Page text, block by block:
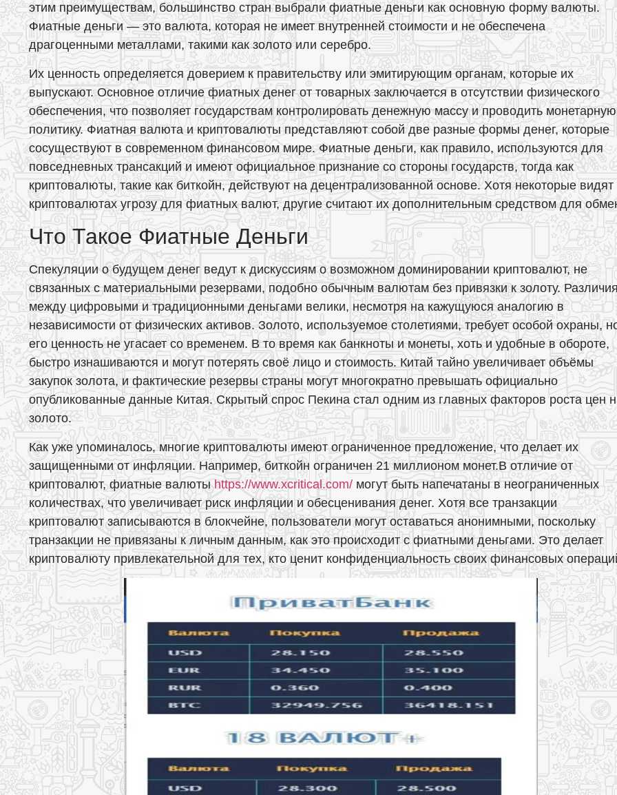
этим преимуществам, большинство стран выбрали фиатные деньги как основную форму валюты.
Фиатные деньги — это валюта, которая не имеет внутренней стоимости и не обеспечена
драгоценными металлами, такими как золото или серебро.
Их ценность определяется доверием к правительству или эмитирующим органам, которые их
выпускают. Основное отличие фиатных денег от товарных заключается в отсутствии физического
обеспечения, что позволяет государствам контролировать денежную массу и проводить монетарную
политику. Фиатная валюта и криптовалюты представляют собой две разные формы денег, которые
сосуществуют в современном финансовом мире. Фиатные деньги, как правило, используются для
повседневных трансакций и имеют официальное признание со стороны государств, тогда как
криптовалюты, такие как биткойн, действуют на децентрализованной основе. Хотя некоторые видят
криптовалютах угрозу для фиатных валют, другие считают их дополнительным средством для
Что Такое Фиатные Деньги
Спекуляции о будущем денег ведут к дискуссиям о возможном доминировании криптовалют, не
связанных с материальными резервами, подобно обычным валютам без привязки к золоту.
между цифровыми и традиционными деньгами велики, несмотря на кажущуюся аналогию в
независимости от физических активов. Золото, используемое столетиями, требует особой охраны,
его ценность не угасает со временем. В то время как банкноты и монеты, хоть и удобные в обороте,
быстро изнашиваются и могут потерять своё лицо и стоимость. Китай тайно увеличивает объёмы
закупок золота, и фактические резервы страны могут многократно превышать официально
опубликованные данные Китая. Скрытый спрос Пекина стал одним из главных факторов роста цен
золото.
Как уже упоминалось, многие криптовалюты имеют ограниченное предложение, что делает их
защищенными от инфляции. Например, биткойн ограничен 21 миллионом монет.В отличие от
криптовалют, фиатные валюты https://www.xcritical.com/ могут быть напечатаны в неограниченных
количествах, что увеличивает риск инфляции и обесценивания денег. Хотя все транзакции
криптовалют записываются в блокчейне, пользователи могут оставаться анонимными, поскольку
транзакции не привязаны к личным данным, как это происходит с фиатными деньгами. Это делает
криптовалюту привлекательной для тех, кто ценит конфиденциальность своих финансовых